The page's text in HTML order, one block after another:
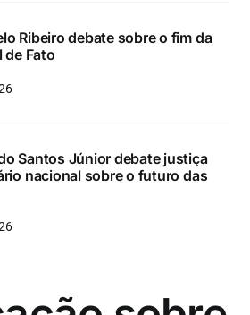
Ribeiro debate sobre o fim da
de Fato
Santos Júnior debate justiça
nacional sobre o futuro das